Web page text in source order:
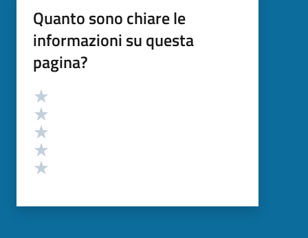
Quanto sono chiare le
informazioni su questa
pagina?
Valutazione